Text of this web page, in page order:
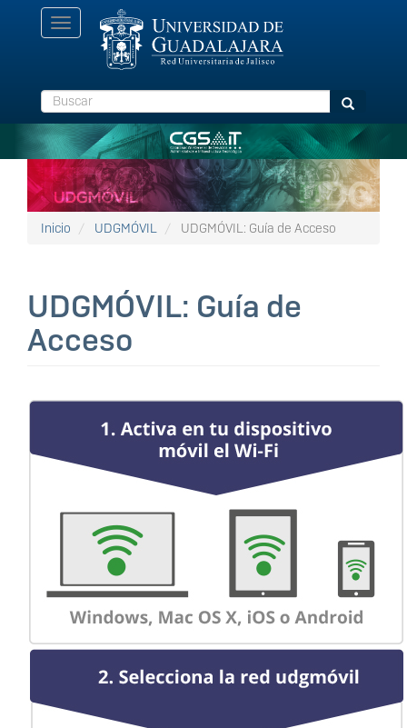
Toggle
navigation
Buscar Buscar
Inicio UDGMÓVIL UDGMÓVIL: Guía de Acceso
UDGMÓVIL: Guía de
Acceso